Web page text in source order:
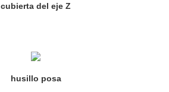
cubierta del eje Z
husillo posa